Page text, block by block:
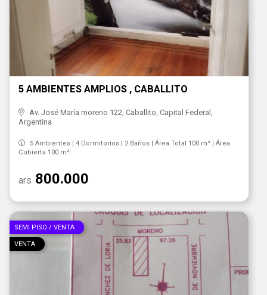
5 AMBIENTES AMPLIOS , CABALLITO
Av. José María moreno 122, Caballito, Capital Federal,
Argentina
5 Ambientes | 4 Dormitorios | 2 Baños | Área Total 100 m² | Área
Cubierta 100 m²
ars 800.000
SEMI PISO / VENTA
VENTA